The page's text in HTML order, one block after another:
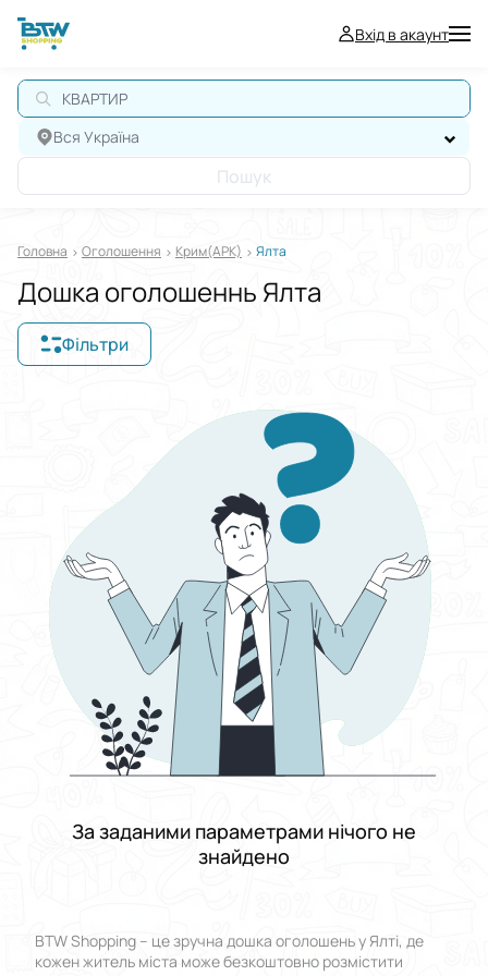
Вхід в акаунт
КВАРТИРА
Вся Україна
Пошук
Головна Оголошення Крим(АРК) Ялта
Дошка оголошеннь Ялта
Фільтри
Виберіть групу категорій
Від До
Стан
Застосувати
Скинути все
За заданими параметрами нічого не
знайдено
BTW Shopping – це зручна дошка оголошень у Ялті, де
кожен житель міста може безкоштовно розмістити